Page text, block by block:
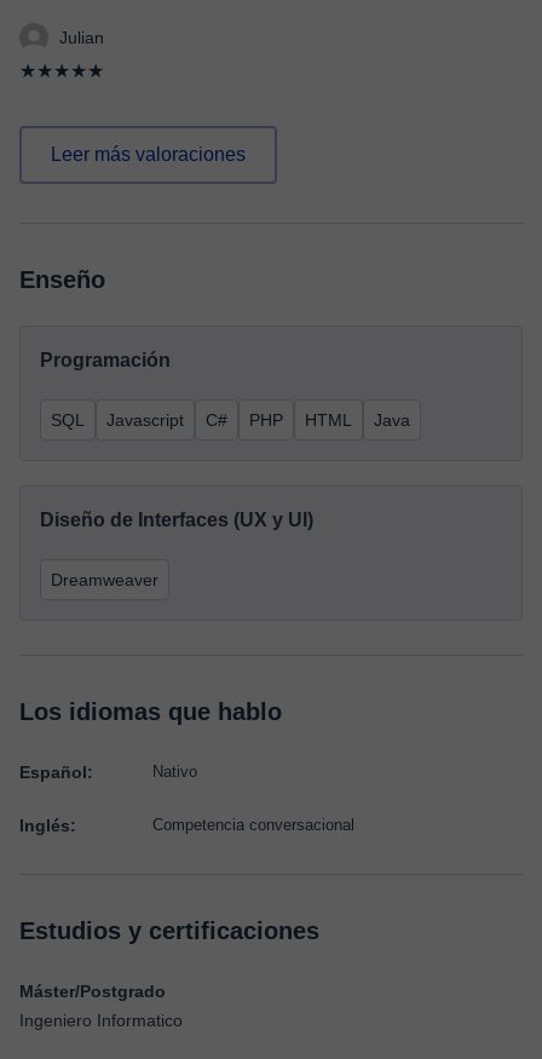
Julian
★★★★★
Leer más valoraciones
Enseño
Programación
SQL Javascript C# PHP HTML Java
Diseño de Interfaces (UX y UI)
Dreamweaver
Los idiomas que hablo
Español: Nativo
Inglés: Competencia conversacional
Estudios y certificaciones
Máster/Postgrado
Ingeniero Informatico